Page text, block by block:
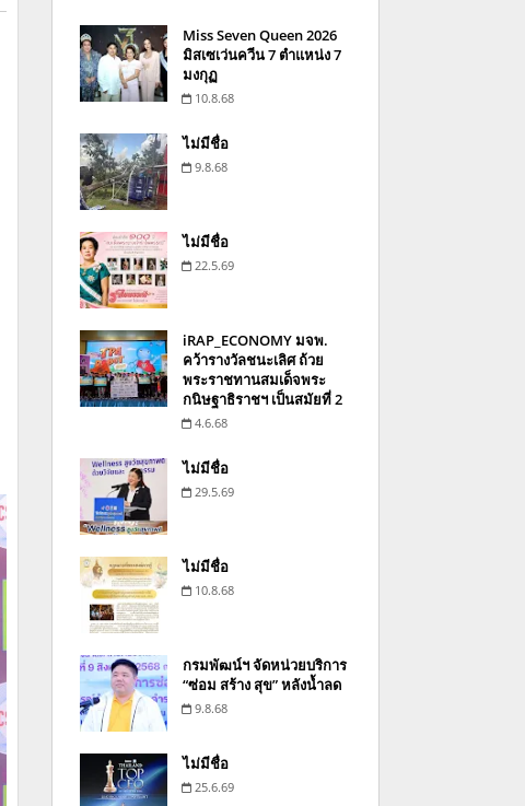
Miss Seven Queen 2026
มิสเซเว่นควีน 7 ตำแหน่ง 7
มงกุฏ
10.8.68
ไม่มีชื่อ
9.8.68
ไม่มีชื่อ
22.5.69
iRAP_ECONOMY มจพ.
คว้ารางวัลชนะเลิศ ถ้วย
พระราชทานสมเด็จพระ
กนิษฐาธิราชฯ เป็นสมัยที่ 2
4.6.68
ไม่มีชื่อ
29.5.69
ไม่มีชื่อ
10.8.68
กรมพัฒน์ฯ จัดหน่วยบริการ
“ซ่อม สร้าง สุข” หลังน้ำลด
9.8.68
ไม่มีชื่อ
25.6.69